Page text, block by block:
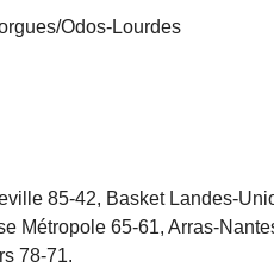
Odos-Lourdes
85-42, Basket Landes-
Métropole 65-61, Arras-
78-71.